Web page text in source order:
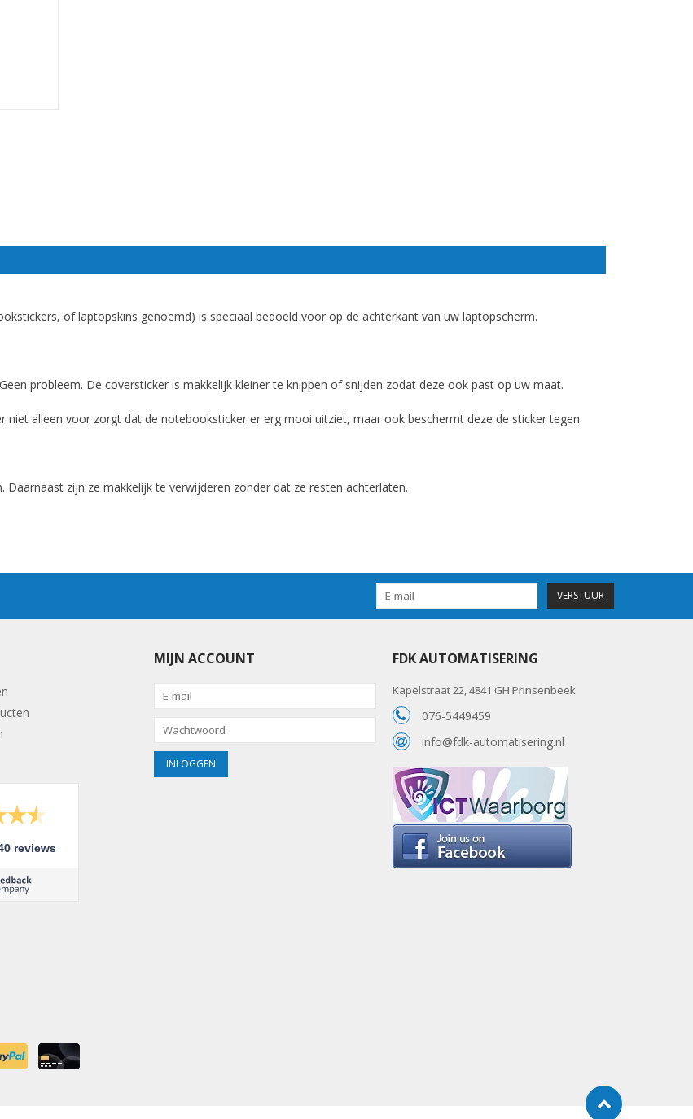
of laptopskins genoemd) is speciaal bedoeld voor op de achterkant van uw laptopscherm.
probleem. De coversticker is makkelijk kleiner te knippen of snijden zodat deze ook past op uw maat.
niet alleen voor zorgt dat de notebooksticker er erg mooi uitziet, maar ook beschermt deze de sticker tegen
zijn ze makkelijk te verwijderen zonder dat ze resten achterlaten.
VERSTUUR
reviews
MIJN ACCOUNT FDK AUTOMATISERING
Kapelstraat 22, 4841 GH Prinsenbeek
076-5449459
info@fdk-automatisering.nl